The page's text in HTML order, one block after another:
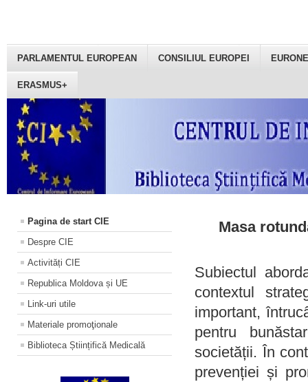
PARLAMENTUL EUROPEAN CONSILIUL EUROPEI
ERASMUS+
Pagina de start CIE
Despre CIE
Activități CIE
Republica Moldova și UE
Link-uri utile
Materiale promoţionale
Biblioteca Științifică Medicală
Masa
Subiectul
contextul
important,
pentru
societății. În
prevenției și